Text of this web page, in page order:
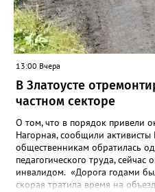
13:00 Вчера
В Златоусте
частном секторе
О том, что в порядок привели
Нагорная, сообщили
общественникам обратилась
педагогического труда, сейчас
инвалидом. «Дорога годами
скорая тратила время на